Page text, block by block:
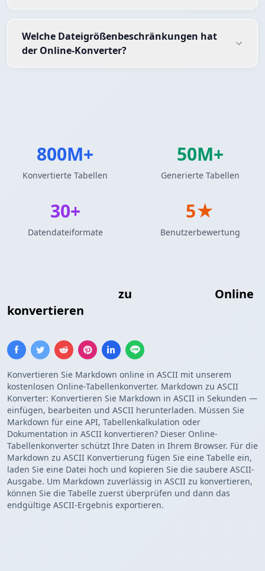
zu
Online
konvertieren
Konvertieren Sie Markdown online in ASCII mit unserem
kostenlosen Online-Tabellenkonverter. Markdown zu ASCII
Konverter: Konvertieren Sie Markdown in ASCII in Sekunden —
einfügen, bearbeiten und ASCII herunterladen. Müssen Sie
Markdown für eine API, Tabellenkalkulation oder
Dokumentation in ASCII konvertieren? Dieser Online-
Tabellenkonverter schützt Ihre Daten in Ihrem Browser. Für die
Markdown zu ASCII Konvertierung fügen Sie eine Tabelle ein,
laden Sie eine Datei hoch und kopieren Sie die saubere ASCII-
Ausgabe. Um Markdown zuverlässig in ASCII zu konvertieren,
können Sie die Tabelle zuerst überprüfen und dann das
endgültige ASCII-Ergebnis exportieren.
Welche Dateigrößenbeschränkungen hat
der Online-Konverter?
800M+
Konvertierte Tabellen
50M+
Generierte Tabellen
30+
Datendateiformate
5★
Benutzerbewertung